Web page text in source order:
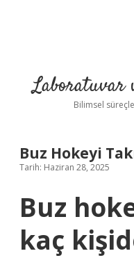
Laboratuvar
Bilimsel
Buz Hokeyi
Tarih: Haziran 28, 2025
Buz
kaç